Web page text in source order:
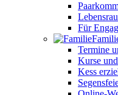
Für
Termine
Kurse
Kess